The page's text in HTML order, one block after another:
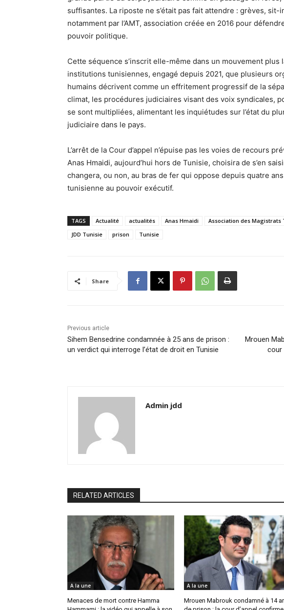
suffisantes. La riposte ne s’était pas fait attendre : grèves,
notamment par l’AMT, association créée en 2016 pour
pouvoir politique.
Cette séquence s’inscrit elle-même dans un mouvement
institutions tunisiennes, engagé depuis 2021, que plusieurs
humains décrivent comme un effritement progressif de la
climat, les procédures judiciaires visant des voix syndicales,
se sont multipliées, alimentant les inquiétudes sur l’état du
judiciaire dans le pays.
L’arrêt de la Cour d’appel n’épuise pas les voies de recours
Anas Hmaidi, aujourd’hui hors de Tunisie, choisira de s’en
changera, ou non, au bras de fer qui oppose depuis quatre
tunisienne au pouvoir exécutif.
TAGS Actualité actualités Anas Hmaidi Association des Magistrats
JDD Tunisie
prison Tunisie
Share
Previous article
Sihem Bensedrine condamnée à 25 ans de prison :
un verdict qui interroge l’état de droit en Tunisie
Mrouen
cour
Admin jdd
RELATED ARTICLES
A la une
Menaces de mort contre Hamma
A la une
Mrouen Mabrouk condamné à 14